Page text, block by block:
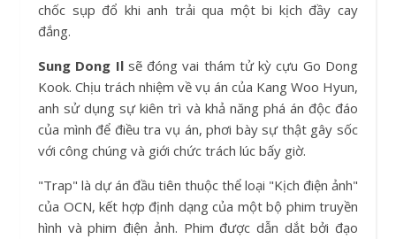
chốc sụp đổ khi anh trải qua một bi kịch đầy cay
đắng.
Sung Dong Ilsẽ đóng vai thám tử kỳ cựu Go Dong
Kook. Chịu trách nhiệm về vụ án của Kang Woo Hyun,
anh sử dụng sự kiên trì và khả năng phá án độc đáo
của mình để điều tra vụ án, phơi bày sự thật gây sốc
với công chúng và giới chức trách lúc bấy giờ.
"Trap" là dự án đầu tiên thuộc thể loại "Kịch điện ảnh"
của OCN, kết hợp định dạng của một bộ phim truyền
hình và phim điện ảnh. Phim được dẫn dắt bởi đạo